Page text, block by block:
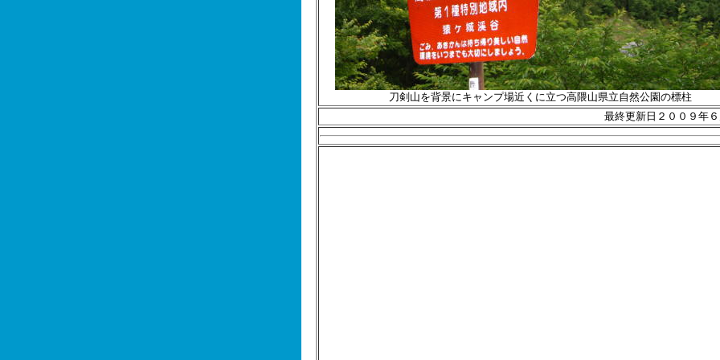
刀剣山を背景にキャンプ場近くに立つ高隈山県立自然公園の標柱
最終更新日２００９年